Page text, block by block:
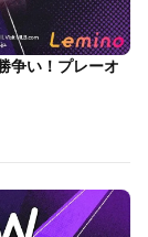
争い！プレーオ